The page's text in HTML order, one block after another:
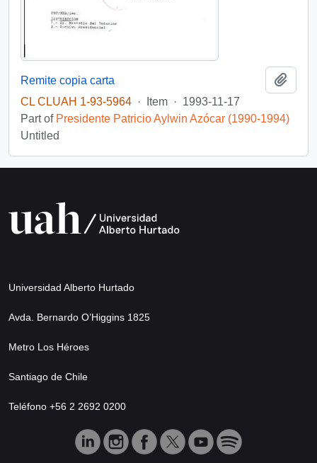
Remite copia carta
CL CLUAH 1-93-5964 · Item · 1993-11-17
Part of Presidente Patricio Aylwin Azócar (1990-1994)
Untitled
Universidad Alberto Hurtado
Avda. Bernardo O’Higgins 1825
Metro Los Héroes
Santiago de Chile
Teléfono +56 2 2692 0200